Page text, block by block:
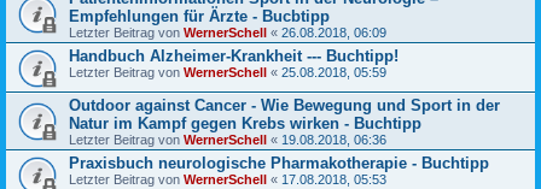
Empfehlungen für Ärzte - Bucbtipp
Letzter Beitrag von WernerSchell « 26.08.2018, 06:09
Handbuch Alzheimer-Krankheit --- Buchtipp!
Letzter Beitrag von WernerSchell « 25.08.2018, 05:59
Outdoor against Cancer - Wie Bewegung und Sport in der
Natur im Kampf gegen Krebs wirken - Buchtipp
Letzter Beitrag von WernerSchell « 19.08.2018, 06:36
Praxisbuch neurologische Pharmakotherapie - Buchtipp
Letzter Beitrag von WernerSchell « 17.08.2018, 05:53